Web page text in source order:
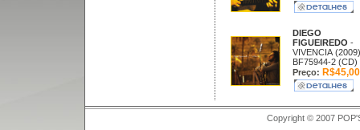
DIEGO
FIGUEIREDO -
VIVENCIA (2009)
BF75944-2 (CD)
Preço: R$45,00
Copyright © 2007